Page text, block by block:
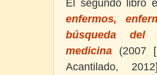
El segundo libro
enfermos,
búsqueda
medicina
(2007
Acantilado,